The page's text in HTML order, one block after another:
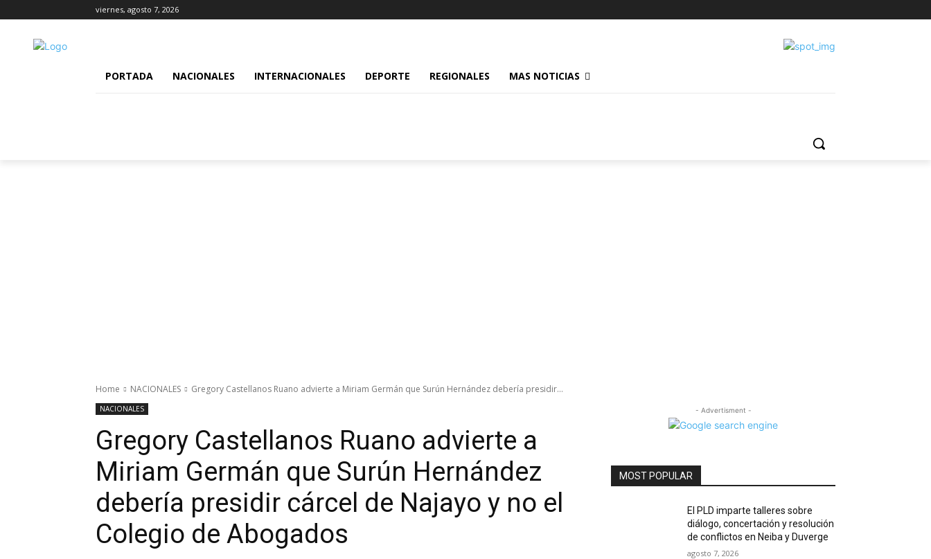
viernes, agosto 7, 2026
PORTADA NACIONALES INTERNACIONALES DEPORTE REGIONALES MAS NOTICIAS
Home NACIONALES Gregory Castellanos Ruano advierte a Miriam Germán que Surún Hernández debería presidir...
NACIONALES
Gregory Castellanos Ruano advierte a
Miriam Germán que Surún Hernández
debería presidir cárcel de Najayo y no el
Colegio de Abogados
- Advertisment -
MOST POPULAR
El PLD imparte talleres sobre
diálogo, concertación y resolución
de conflictos en Neiba y Duverge
agosto 7, 2026